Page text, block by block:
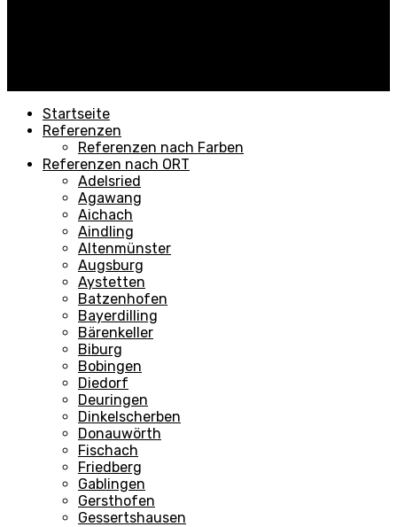
Startseite
Referenzen
Referenzen nach Farben
Referenzen nach ORT
Adelsried
Agawang
Aichach
Aindling
Altenmünster
Augsburg
Aystetten
Batzenhofen
Bayerdilling
Bärenkeller
Biburg
Bobingen
Diedorf
Deuringen
Dinkelscherben
Donauwörth
Fischach
Friedberg
Gablingen
Gersthofen
Gessertshausen